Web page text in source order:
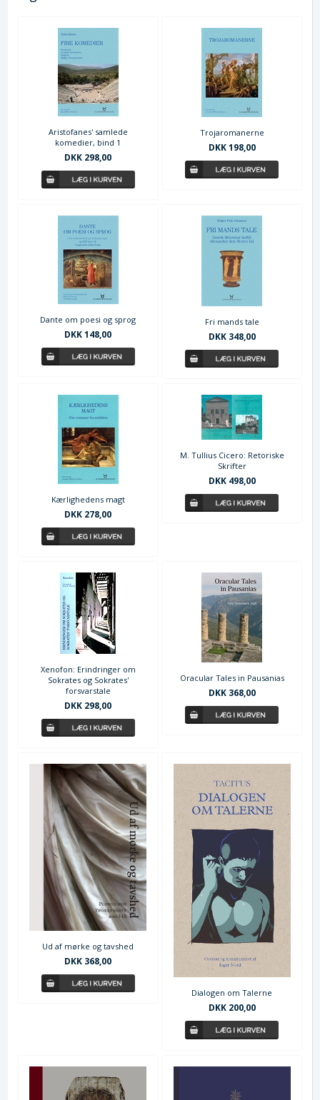
Aristofanes' samlede
komedier, bind 1
DKK 298,00
Trojaromanerne
DKK 198,00
Dante om poesi og sprog
DKK 148,00
Fri mands tale
DKK 348,00
Kærlighedens magt
DKK 278,00
M. Tullius Cicero: Retoriske
Skrifter
DKK 498,00
Xenofon: Erindringer om
Sokrates og Sokrates'
forsvarstale
DKK 298,00
Oracular Tales in Pausanias
DKK 368,00
Ud af mørke og tavshed
DKK 368,00
Dialogen om Talerne
DKK 200,00